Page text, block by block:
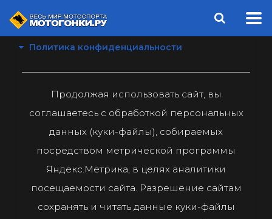
Политика конфиденциальности
Продолжая использовать сайт, вы
соглашаетесь с обработкой персональных
данных (куки-файлы), собираемых
посредством метрической программы
Яндекс.Метрика, в целях аналитики
посещаемости сайта. Разрешение сайтам
сохранять и читать данные куки-файлы